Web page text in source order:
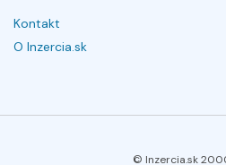
Kontakt
O Inzercia.sk
© Inzercia.sk